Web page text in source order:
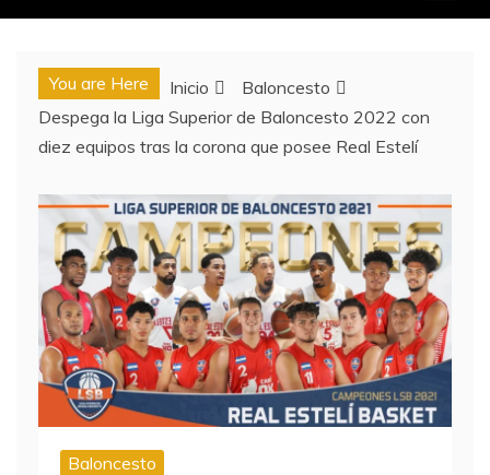
You are Here Inicio
Baloncesto
Despega la Liga Superior de Baloncesto 2022 con
diez equipos tras la corona que posee Real Estelí
Baloncesto